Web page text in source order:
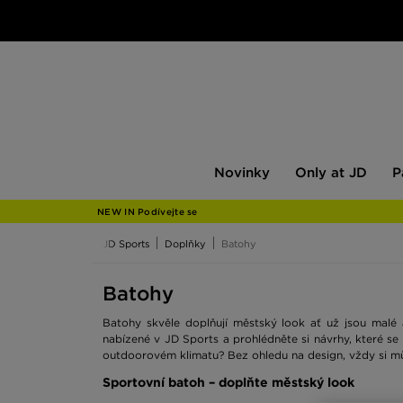
Novinky
JD
Only at JD
NEW IN Podívejte se
JD Sports Doplňky Batohy
Batohy
Batohy skvěle doplňují městský look ať už jsou
nabízené v JD Sports a prohlédněte si návrhy, které
outdoorovém klimatu? Bez ohledu na design, vždy si
Sportovní batoh – doplňte městský look